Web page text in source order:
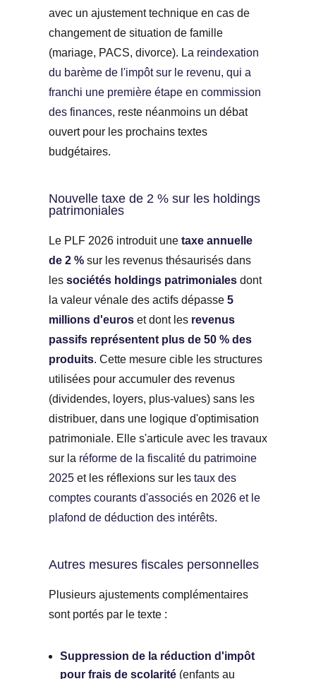
avec un ajustement technique en cas de
changement de situation de famille
(mariage, PACS, divorce). La reindexation
du barème de l'impôt sur le revenu, qui a
franchi une première étape en commission
des finances, reste néanmoins un débat
ouvert pour les prochains textes
budgétaires.
Nouvelle taxe de 2 % sur les holdings
patrimoniales
Le PLF 2026 introduit une taxe annuelle
de 2 %sur les revenus thésaurisés dans
les sociétés holdings patrimonialesdont
la valeur vénale des actifs dépasse 5
millions d'euroset dont les revenus
passifs représentent plus de 50 % des
produits. Cette mesure cible les structures
utilisées pour accumuler des revenus
(dividendes, loyers, plus-values) sans les
distribuer, dans une logique d'optimisation
patrimoniale. Elle s'articule avec les travaux
sur la réforme de la fiscalité du patrimoine
2025et les réflexions sur les taux des
comptes courants d'associés en 2026 et le
plafond de déduction des intérêts.
Autres mesures fiscales personnelles
Plusieurs ajustements complémentaires
sont portés par le texte :
Suppression de la réduction d'impôt
pour frais de scolarité(enfants au